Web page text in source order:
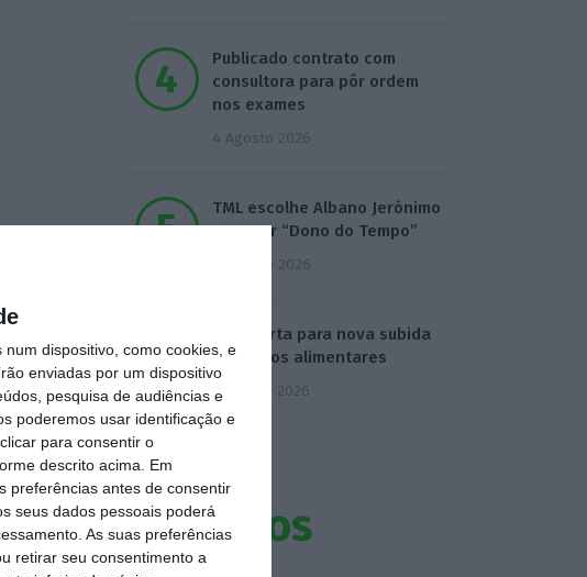
dispositivo, como cookies, e
enviadas por um dispositivo
pesquisa de audiências e
poderemos usar identificação e
para consentir o
descrito acima. Em
preferências antes de consentir
seus dados pessoais poderá
As suas preferências
retirar seu consentimento a
Publicado contrato com
consultora para pôr ordem
nos exames
4 Agosto 2026
TML escolhe Albano Jerónimo
para ser “Dono do Tempo”
4 Agosto 2026
FAO alerta para nova subida
de preços alimentares
5 Agosto 2026
Eventos